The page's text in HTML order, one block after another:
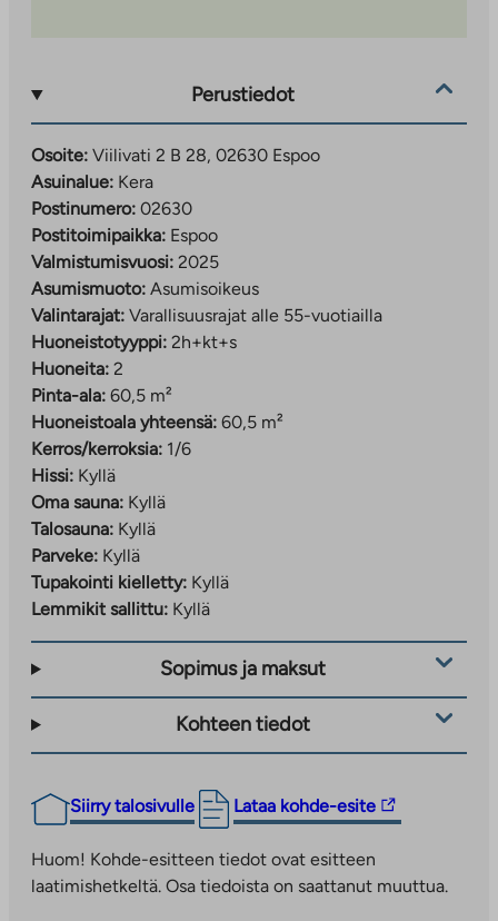
Liikenneyhteydet:
Keran asemalta junamatka Leppävaaraan n. 4
minuuttia ja Helsingin keskustaan n. 20 minuuttia
Autoilijoille sujuvat yhteydet Turun moottoritielle
ja Kehä II:lle
Kevyen liikenteen väylät mahdollistavat
turvallisen liikkumisen kävellen ja pyöräillen
Hakeminen ja lisätiedot:
Asumisoikeusasunnot (Viilivati 2)
Tee hakemus:
ta.fi/asuntohakemukset/asumisoikeushakemus
Hakemusta täyttäessä valitse uudiskohde ja
toivekohteeksiViilivati 2
Lisätiedot: tuija.rajamaki@ta.fi
Tee hakemus:
ta.fi/asuntohakemukset/vuokrahakemus
Lisätiedot: roope.kalanti@ta.fi
Perustiedot
Osoite: Viilivati 2 B 28, 02630 Espoo
Asuinalue: Kera
Postinumero: 02630
Postitoimipaikka: Espoo
Valmistumisvuosi: 2025
Asumismuoto: Asumisoikeus
Valintarajat: Varallisuusrajat alle 55-vuotiailla
Huoneistotyyppi: 2h+kt+s
Huoneita: 2
Pinta-ala: 60,5 m²
Huoneistoala yhteensä: 60,5 m²
Kerros/kerroksia: 1/6
Hissi: Kyllä
Oma sauna: Kyllä
Talosauna: Kyllä
Parveke: Kyllä
Tupakointi kielletty: Kyllä
Lemmikit sallittu: Kyllä
Sopimus ja maksut
Kohteen tiedot
Siirry talosivulle Lataa kohde-esite
Linkki
ulkopuoliseen
palveluun.
Huom! Kohde-esitteen tiedot ovat esitteen
laatimishetkeltä. Osa tiedoista on saattanut muuttua.